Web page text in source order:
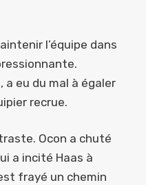
l’équipe dans
a eu du mal à égaler
recrue.
Ocon a chuté
a incité Haas à
frayé un chemin